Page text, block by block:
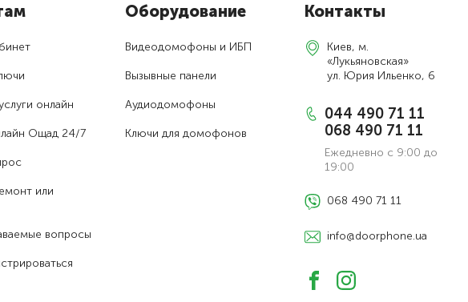
онлайн
Ощад 24/7
или
вопросы
Оборудование
Видеодомофоны и ИБП
Вызывные панели
Аудиодомофоны
Ключи для домофонов
Контакты
Киев, м.
«Лукьяновская»
ул. Юрия Ильенко, 6
044 490 71 11
068 490 71 11
Ежедневно с 9:00 до
19:00
068 490 71 11
info@doorphone.ua